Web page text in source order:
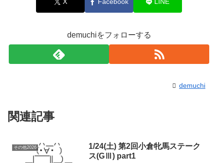
X Facebook LINE
demuchiをフォローする
demuchi
関連記事
その他2026
1/24(土) 第2回小倉牝馬ステーク
ス(GⅢ) part1